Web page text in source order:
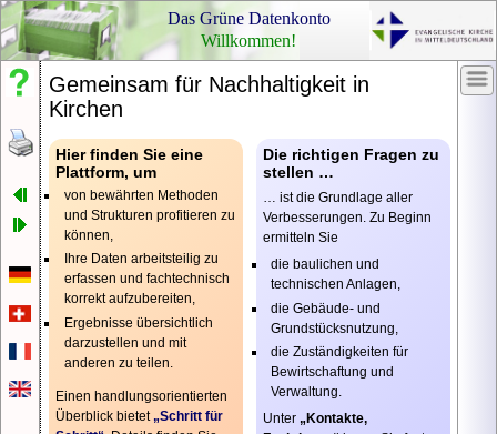
Das Grüne Datenkonto
Willkommen!
Nachlesen,
nachfragen
Schon
gewusst?
Rechtliches
Impressum
Datenschutzerklärung
Gemeinsam für Nachhaltigkeit in
Kirchen
Hier finden Sie eine
Plattform, um
von bewährten Methoden
und Strukturen profitieren zu
können,
Ihre Daten arbeitsteilig zu
erfassen und fachtechnisch
korrekt aufzubereiten,
Ergebnisse übersichtlich
darzustellen und mit
anderen zu teilen.
Einen handlungsorientierten
Überblick bietet„Schritt für
Die richtigen Fragen zu
stellen …
… ist die Grundlage aller
Verbesserungen. Zu Beginn
ermitteln Sie
die baulichen und
technischen Anlagen,
die Gebäude- und
Grundstücksnutzung,
die Zuständigkeiten für
Bewirtschaftung und
Verwaltung.
Unter„Kontakte,
Ihr